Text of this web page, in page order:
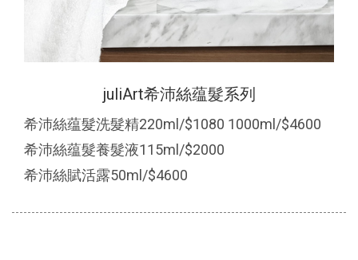
juliArt希沛絲蕴髮系列
希沛絲蕴髮洗髮精220ml/$1080 1000ml/$4600
希沛絲蕴髮養髮液115ml/$2000
希沛絲賦活露50ml/$4600